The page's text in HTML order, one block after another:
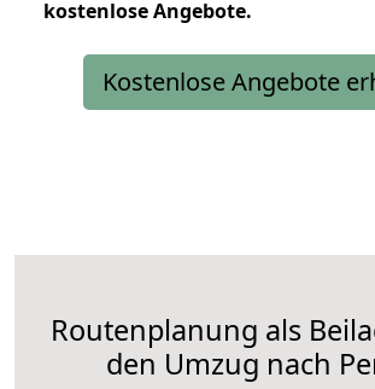
kostenloseAngebote.
Kostenlose Angebote
Routenplanung als
den Umzug nach